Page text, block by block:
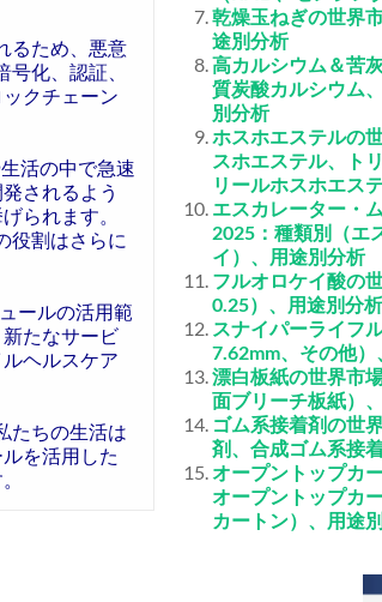
るため、悪意
化、認証、
クチェーン
活の中で急速
されるよう
られます。
役割はさらに
ールの活用範
たなサービ
ヘルスケア
たちの生活は
を活用した
乾燥玉ねぎの世界
途別分析
高カルシウム＆苦
質炭酸カルシウム
別分析
ホスホエステルの
スホエステル、ト
リールホスホエス
エスカレーター・
2025：種類別（エ
イ）、用途別分析
フルオロケイ酸の
0.25）、用途別分析
スナイパーライフ
7.62mm、その他
漂白板紙の世界市
面ブリーチ板紙）
ゴム系接着剤の世
剤、合成ゴム系接
オープントップカ
オープントップカ
カートン）、用途